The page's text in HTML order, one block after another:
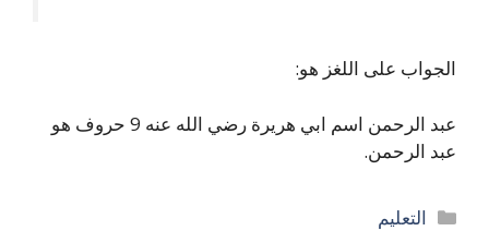
الجواب على اللغز هو:
عبد الرحمن اسم ابي هريرة رضي الله عنه 9 حروف هو
عبد الرحمن.
التصنيفات
التعليم